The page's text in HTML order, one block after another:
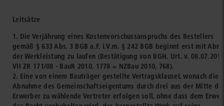
Leitsätze
1. Die Verjährung eines Kostenvorschussanspruchs des Bestellers
gemäß § 633 Abs. 3 BGB a.F. i.V.m. § 242 BGB beginnt erst mit
der Werkleistung zu laufen (Bestätigung von BGH, Urt. v.
VII ZR 171/08 - BauR 2010, 1778 = NZBau 2010, 768).
2. Eine von einem Bauträger gestellte Vertragsklausel, wonach die
Abnahme des Gemeinschaftseigentums durch drei aus der Mitte
Erwerber zu wählende Vertreter erfolgen soll, ohne dass dem